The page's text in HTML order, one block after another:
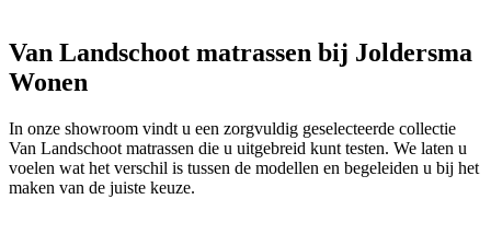
Van Landschoot matrassen bij Joldersma
Wonen
In onze showroom vindt u een zorgvuldig geselecteerde collectie
Van Landschoot matrassen die u uitgebreid kunt testen. We laten u
voelen wat het verschil is tussen de modellen en begeleiden u bij het
maken van de juiste keuze.